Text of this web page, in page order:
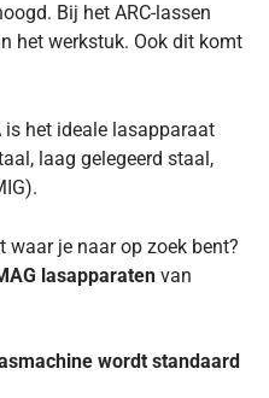
Bij het ARC-lassen
het werkstuk. Ook dit komt
is het ideale lasapparaat
laag gelegeerd staal,
waar je naar op zoek bent?
lasapparaten van
wordt standaard